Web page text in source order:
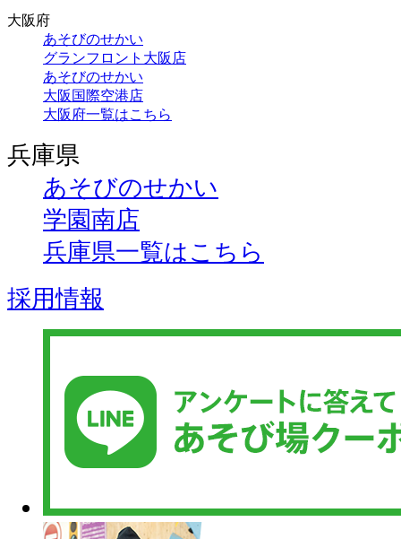
大阪府
あそびのせかい
グランフロント大阪店
あそびのせかい
大阪国際空港店
大阪府一覧はこちら
兵庫県
あそびのせかい
学園南店
兵庫県一覧はこちら
採用情報